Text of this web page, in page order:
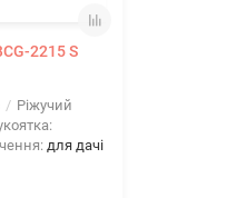
2215 S
Ріжучий
для дачі